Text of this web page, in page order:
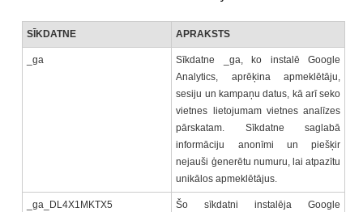
SĪKDATNE APRAKSTS
_ga
Sīkdatne _ga, ko instalē Google
Analytics, aprēķina apmeklētāju,
sesiju un kampaņu datus, kā arī seko
vietnes lietojumam vietnes analīzes
pārskatam. Sīkdatne saglabā
informāciju anonīmi un piešķir
nejauši ģenerētu numuru, lai atpazītu
unikālos apmeklētājus.
_ga_DL4X1MKTX5 Šo sīkdatni instalēja Google